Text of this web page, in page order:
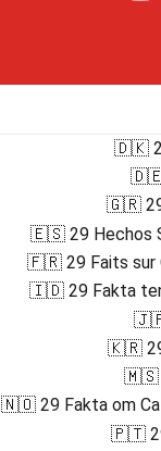
🇩🇰
🇩🇪
🇬🇷 29
🇪🇸 29 Hechos
🇫🇷 29 Faits sur
🇮🇩 29 Fakta
🇯🇵
🇰🇷 29
🇲🇸
🇳🇴 29 Fakta om
🇵🇹 29